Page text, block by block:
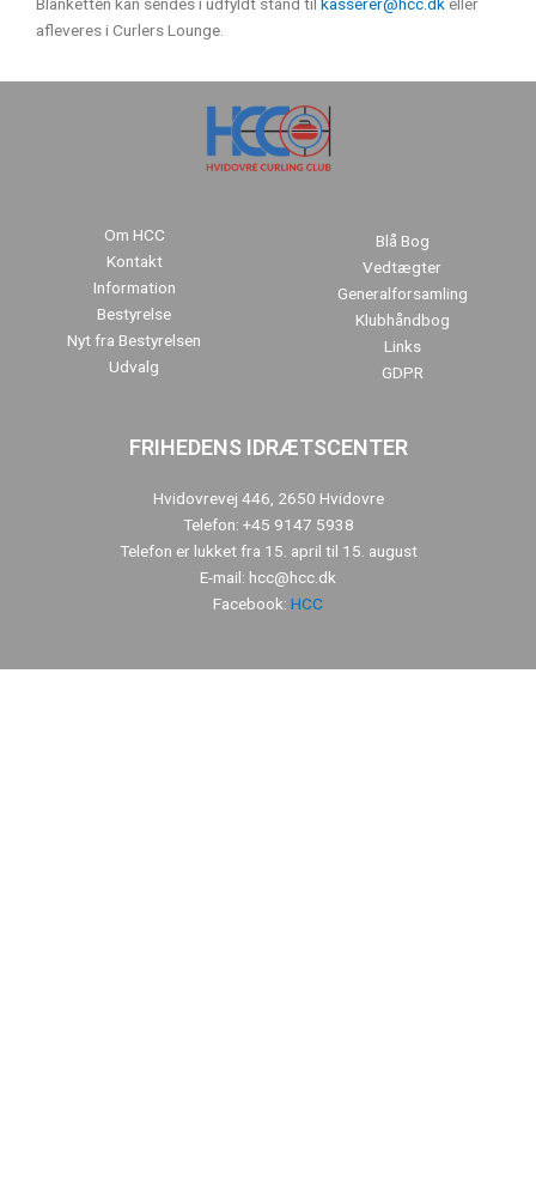
afleveres i Curlers Lounge.
Om HCC
Kontakt
Information
Bestyrelse
Nyt fra Bestyrelsen
Udvalg
Blå Bog
Vedtægter
Generalforsamling
Klubhåndbog
Links
GDPR
FRIHEDENS IDRÆTSCENTER
Hvidovrevej 446, 2650 Hvidovre
Telefon: +45 9147 5938
Telefon er lukket fra 15. april til 15. august
E-mail: hcc@hcc.dk
Facebook: HCC